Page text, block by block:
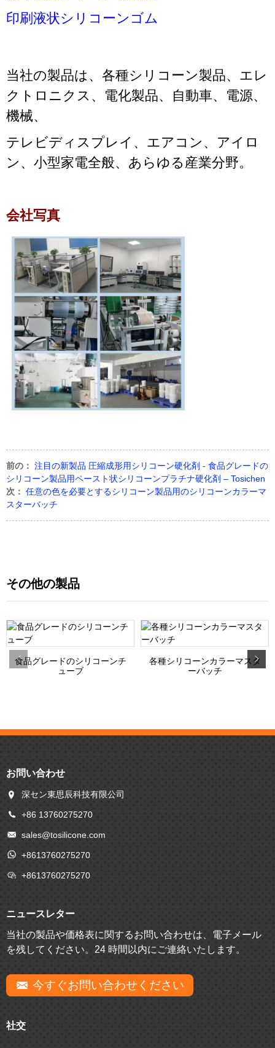
印刷液状シリコーンゴム
当社の製品は、各種シリコーン製品、エレ
クトロニクス、電化製品、自動車、電源、
機械、
テレビディスプレイ、エアコン、アイロ
ン、小型家電全般、あらゆる産業分野。
会社写真
前の： 注目の新製品 圧縮成形用シリコーン硬化剤 - 食品グレードの
シリコーン製品用ペースト状シリコーンプラチナ硬化剤 – Tosichen
次： 任意の色を必要とするシリコーン製品用のシリコーンカラーマ
スターバッチ
その他の製品
食品グレードのシリコーンチ
ューブ
各種シリコーンカラーマスタ
ーバッチ
お問い合わせ
深セン東思辰科技有限公司
+86 13760275270
sales@tosilicone.com
+8613760275270
+8613760275270
ニュースレター
当社の製品や価格表に関するお問い合わせは、電子メール
を残してください。24 時間以内にご連絡いたします。
今すぐお問い合わせください
社交